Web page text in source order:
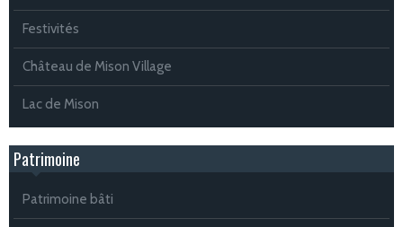
Festivités
Château de Mison Village
Lac de Mison
Patrimoine
Patrimoine bâti